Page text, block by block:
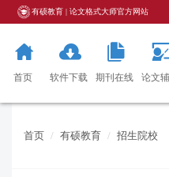
有硕教育 | 论文格式大师官方网站
首页 软件下载 期刊在线 论文
首页 有硕教育 招生院校